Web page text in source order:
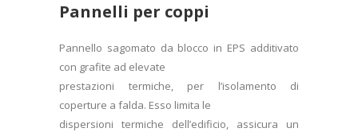
Pannelli per coppi
Pannello sagomato da blocco in EPS additivato
con grafite ad elevate
prestazioni termiche, per l’isolamento di
coperture a falda. Esso limita le
dispersioni termiche dell’edificio, assicura un